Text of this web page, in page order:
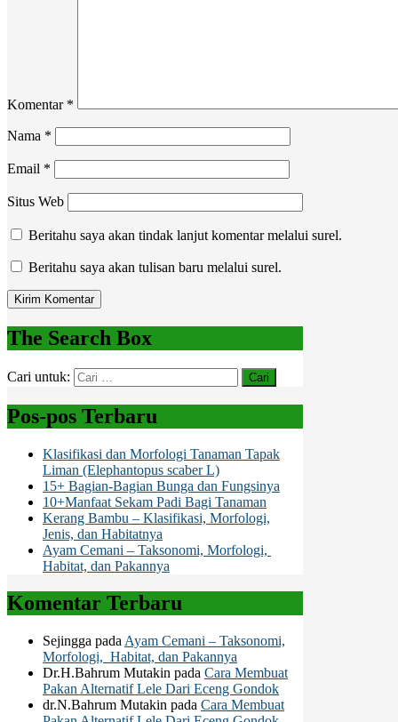
Komentar *
Nama *
Email *
Situs Web
Beritahu saya akan tindak lanjut komentar melalui surel.
Beritahu saya akan tulisan baru melalui surel.
The Search Box
Cari untuk:
Pos-pos Terbaru
Klasifikasi dan Morfologi Tanaman Tapak
Liman (Elephantopus scaber L)
15+ Bagian-Bagian Bunga dan Fungsinya
10+Manfaat Sekam Padi Bagi Tanaman
Kerang Bambu – Klasifikasi, Morfologi,
Jenis, dan Habitatnya
Ayam Cemani – Taksonomi, Morfologi,
Habitat, dan Pakannya
Komentar Terbaru
Sejingga pada Ayam Cemani – Taksonomi,
Morfologi, Habitat, dan Pakannya
Dr.H.Bahrum Mutakin pada Cara Membuat
Pakan Alternatif Lele Dari Eceng Gondok
dr.N.Bahrum Mutakin pada Cara Membuat